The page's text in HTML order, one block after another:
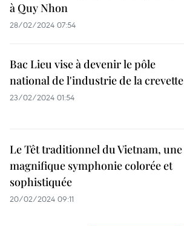
à Quy Nhon
28/02/2024 07:54
Bac Lieu vise à devenir le pôle
national de l'industrie de la crevette
23/02/2024 01:54
Le Têt traditionnel du Vietnam, une
magnifique symphonie colorée et
sophistiquée
20/02/2024 09:11